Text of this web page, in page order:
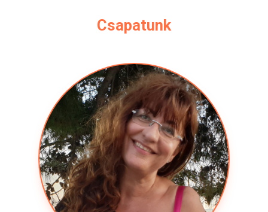
Csapatunk